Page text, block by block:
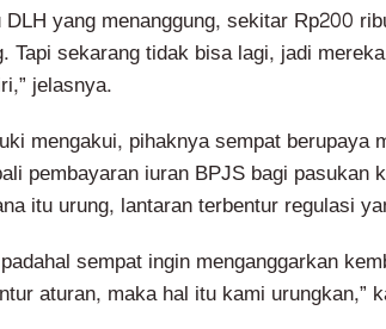
DLH yang menanggung, sekitar Rp200
Tapi sekarang tidak bisa lagi, jadi
jelasnya.
mengakui, pihaknya sempat berupaya
pembayaran iuran BPJS bagi pasukan
itu urung, lantaran terbentur regulasi
sempat ingin menganggarkan
aturan, maka hal itu kami urungkan,”